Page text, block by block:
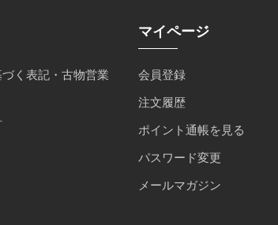
く表記・古物営業
マイページ
会員登録
注文履歴
ポイント通帳を見る
パスワード変更
メールマガジン